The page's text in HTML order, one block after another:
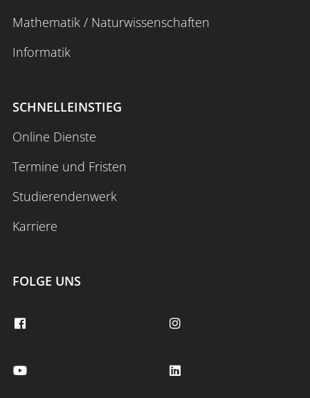
Mathematik / Naturwissenschaften
Informatik
SCHNELLEINSTIEG
Online Dienste
Termine und Fristen
Studierendenwerk
Karriere
FOLGE UNS